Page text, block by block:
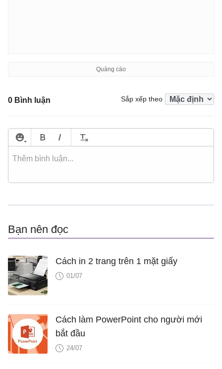
0 Bình luận Sắp xếp theo
Bạn nên đọc
Cách in 2 trang trên 1 mặt giấy
01/07
Cách làm PowerPoint cho người mới
bắt đầu
24/07